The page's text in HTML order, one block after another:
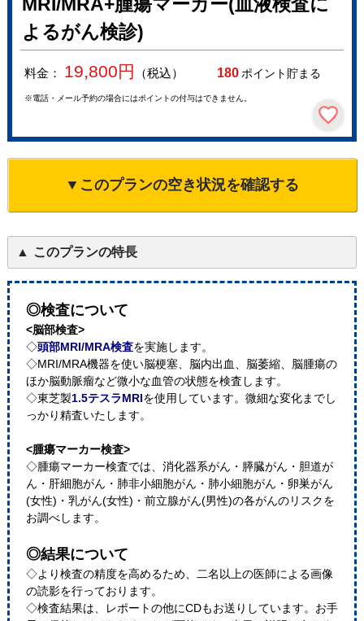
MRI/MRA+腫瘍マーカー(血液検査に
よるがん検診)
料金： 19,800円 （税込） 180ポイント貯まる
※電話・メール予約の場合にはポイントの付与はできません。
▼このプランの空き状況を確認する
このプランの特長
◎検査について
<脳部検査>
◇頭部MRI/MRA検査を実施します。
◇MRI/MRA機器を使い脳梗塞、脳内出血、脳萎縮、脳腫瘍の
ほか脳動脈瘤など微小な血管の状態を検査します。
◇東芝製1.5テスラMRIを使用しています。微細な変化までし
っかり精査いたします。
<腫瘍マーカー検査>
◇腫瘍マーカー検査では、消化器系がん・膵臓がん・胆道が
ん・肝細胞がん・肺非小細胞がん・肺小細胞がん・卵巣がん
(女性)・乳がん(女性)・前立腺がん(男性)の各がんのリスクを
お調べします。
◎結果について
◇より検査の精度を高めるため、二名以上の医師による画像
の読影を行っております。
◇検査結果は、レポートの他にCDもお送りしています。お手